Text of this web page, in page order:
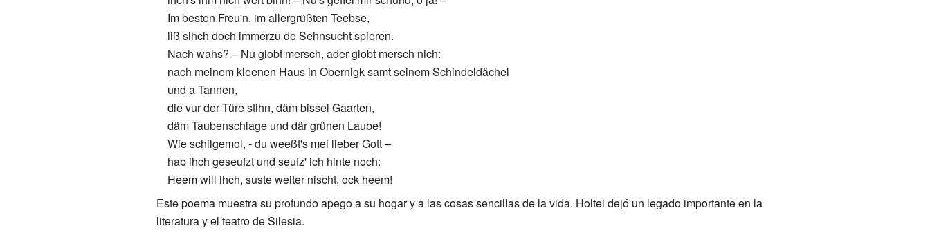
Im besten Freu'n, im allergrüßten Teebse,
liß sihch doch immerzu de Sehnsucht spieren.
Nach wahs? – Nu globt mersch, ader globt mersch nich:
nach meinem kleenen Haus in Obernigk samt seinem Schindeldächel
und a Tannen,
die vur der Türe stihn, däm bissel Gaarten,
däm Taubenschlage und där grünen Laube!
Wie schilgemol, - du weeßt's mei lieber Gott –
hab ihch geseufzt und seufz' ich hinte noch:
Heem will ihch, suste weiter nischt, ock heem!
Este poema muestra su profundo apego a su hogar y a las cosas sencillas de la vida. Holtei dejó un legado importante en la
literatura y el teatro de Silesia.